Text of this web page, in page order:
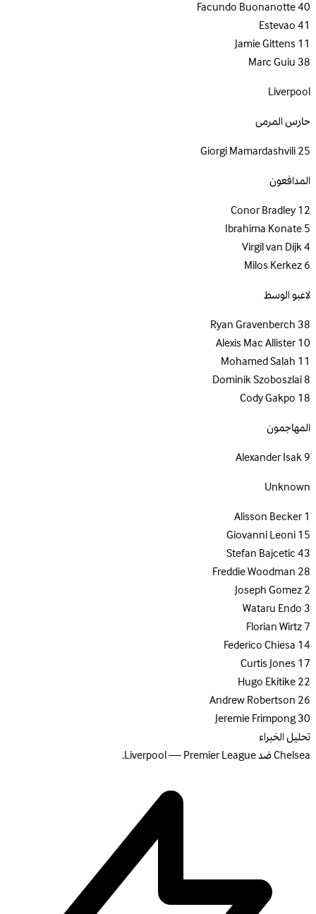
40
Facundo Buonanotte
41
Estevao
11
Jamie Gittens
38
Marc Guiu
Liverpool
حارس المرمى
25
Giorgi Mamardashvili
المدافعون
12
Conor Bradley
5
Ibrahima Konate
4
Virgil van Dijk
6
Milos Kerkez
لاعبو الوسط
38
Ryan Gravenberch
10
Alexis Mac Allister
11
Mohamed Salah
8
Dominik Szoboszlai
18
Cody Gakpo
المهاجمون
9
Alexander Isak
Unknown
1
Alisson Becker
15
Giovanni Leoni
43
Stefan Bajcetic
28
Freddie Woodman
2
Joseph Gomez
3
Wataru Endo
7
Florian Wirtz
14
Federico Chiesa
17
Curtis Jones
22
Hugo Ekitike
26
Andrew Robertson
30
Jeremie Frimpong
تحليل الخبراء
Chelsea ضد Liverpool — Premier League.